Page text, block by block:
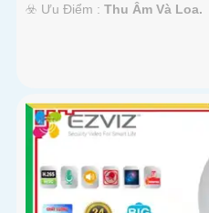
️☣️ Ưu Điểm : Thu Âm Và Loa.